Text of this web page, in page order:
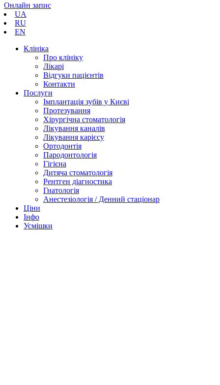
Онлайн запис
UA
RU
EN
Клініка
Про клініку
Лікарі
Відгуки пацієнтів
Контакти
Послуги
Імплантація зубів у Києві
Протезування
Хірургічна стоматологія
Лікування каналів
Лікування карієсу
Ортодонтія
Пародонтологія
Гігієна
Дитяча стоматологія
Рентген діагностика
Гнатологія
Анестезіологія / Денний стаціонар
Ціни
Інфо
Усмішки